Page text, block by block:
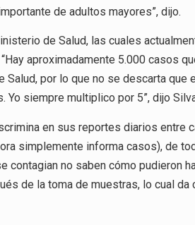
de adultos mayores”, dijo.
de Salud, las cuales
aproximadamente 5.000 casos
por lo que no se descarta que el
siempre multiplico por 5”, dijo
en sus reportes diarios entre
simplemente informa casos), de
contagian no saben cómo pudieron
de la toma de muestras, lo cual da